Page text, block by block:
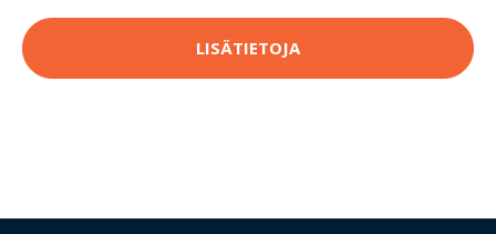
LISÄTIETOJA